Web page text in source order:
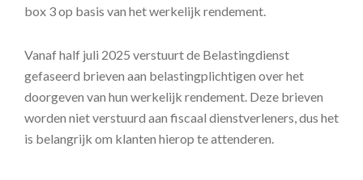
box 3 op basis van het werkelijk rendement.
Vanaf half juli 2025 verstuurt de Belastingdienst
gefaseerd brieven aan belastingplichtigen over het
doorgeven van hun werkelijk rendement. Deze brieven
worden niet verstuurd aan fiscaal dienstverleners, dus het
is belangrijk om klanten hierop te attenderen.